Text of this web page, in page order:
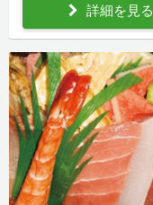
詳細を見る